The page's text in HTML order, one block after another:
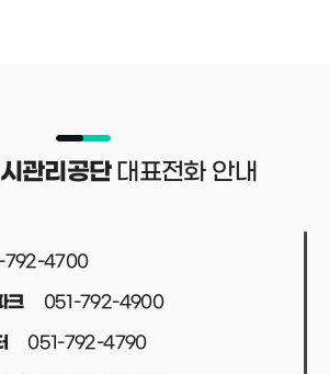
관리공단 대표전화 안내
792-4700
크
051-792-4900
051-792-4790